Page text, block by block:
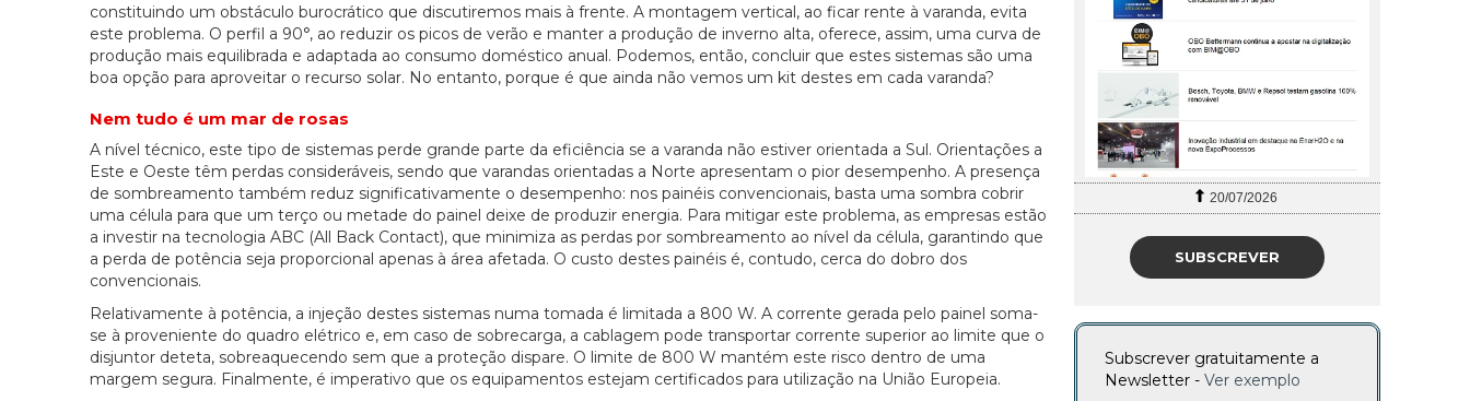
constituindo um obstáculo burocrático que discutiremos mais à frente. A montagem vertical, ao ficar rente à varanda, evita
este problema. O perfil a 90°, ao reduzir os picos de verão e manter a produção de inverno alta, oferece, assim, uma curva de
produção mais equilibrada e adaptada ao consumo doméstico anual. Podemos, então, concluir que estes sistemas são uma
boa opção para aproveitar o recurso solar. No entanto, porque é que ainda não vemos um kit destes em cada varanda?
Nem tudo é um mar de rosas
A nível técnico, este tipo de sistemas perde grande parte da eficiência se a varanda não estiver orientada a Sul. Orientações a
Este e Oeste têm perdas consideráveis, sendo que varandas orientadas a Norte apresentam o pior desempenho. A presença
de sombreamento também reduz significativamente o desempenho: nos painéis convencionais, basta uma sombra cobrir
uma célula para que um terço ou metade do painel deixe de produzir energia. Para mitigar este problema, as empresas estão
a investir na tecnologia ABC (All Back Contact), que minimiza as perdas por sombreamento ao nível da célula, garantindo que
a perda de potência seja proporcional apenas à área afetada. O custo destes painéis é, contudo, cerca do dobro dos
convencionais.
Relativamente à potência, a injeção destes sistemas numa tomada é limitada a 800 W. A corrente gerada pelo painel soma-
se à proveniente do quadro elétrico e, em caso de sobrecarga, a cablagem pode transportar corrente superior ao limite que o
disjuntor deteta, sobreaquecendo sem que a proteção dispare. O limite de 800 W mantém este risco dentro de uma
margem segura. Finalmente, é imperativo que os equipamentos estejam certificados para utilização na União Europeia.
20/07/2026 27/07/2026 20/07/2026
SUBSCREVER
Subscrever gratuitamente a
Newsletter - Ver exemplo